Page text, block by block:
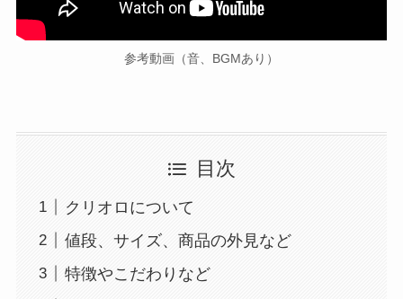
参考動画（音、BGMあり）
目次
クリオロについて
値段、サイズ、商品の外見など
特徴やこだわりなど